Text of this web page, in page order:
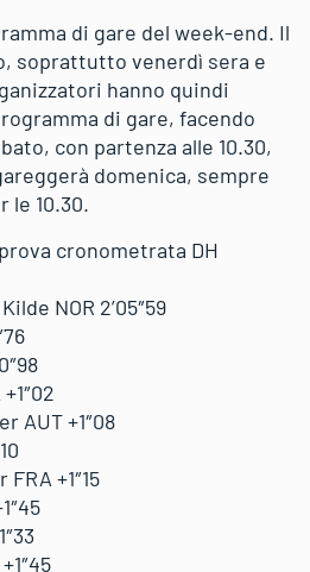
di gare del week-end. Il
soprattutto venerdì sera e
hanno quindi
di gare, facendo
con partenza alle 10.30,
domenica, sempre
le 10.30.
cronometrata DH
NOR 2’05″59
AUT +1″08
+1″15